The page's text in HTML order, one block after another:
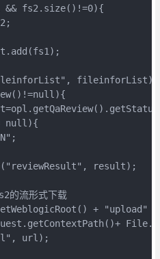
&& fs2.size()!=0){
fileinforList);
null){
result);
的流形式下载
+ "upload"
url);